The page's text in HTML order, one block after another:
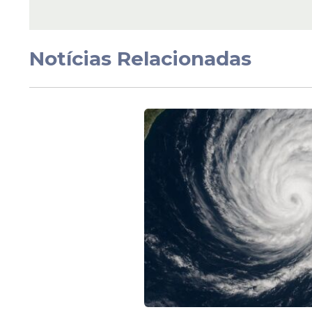
Nordeste
Janela de R$ 34
Superprédio na
redefine o mercado
em Fortaleza
Veja Também
Notícias Relacionadas